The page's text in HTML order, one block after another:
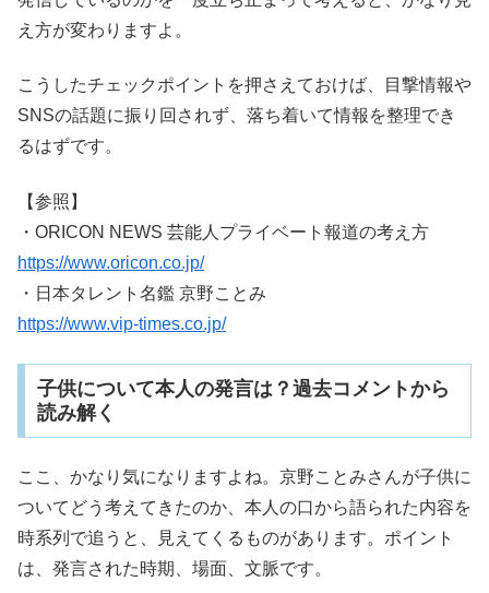
え方が変わりますよ。
こうしたチェックポイントを押さえておけば、目撃情報や
SNSの話題に振り回されず、落ち着いて情報を整理でき
るはずです。
【参照】
・ORICON NEWS 芸能人プライベート報道の考え方
https://www.oricon.co.jp/
・日本タレント名鑑 京野ことみ
https://www.vip-times.co.jp/
子供について本人の発言は？過去コメントから
読み解く
ここ、かなり気になりますよね。京野ことみさんが子供に
ついてどう考えてきたのか、本人の口から語られた内容を
時系列で追うと、見えてくるものがあります。ポイント
は、発言された時期、場面、文脈です。